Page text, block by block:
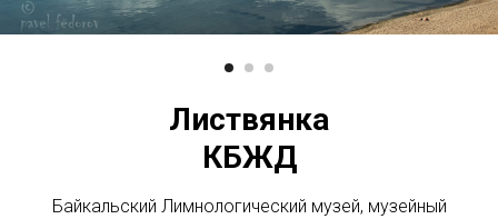
Листвянка
КБЖД
Байкальский Лимнологический музей, музейный